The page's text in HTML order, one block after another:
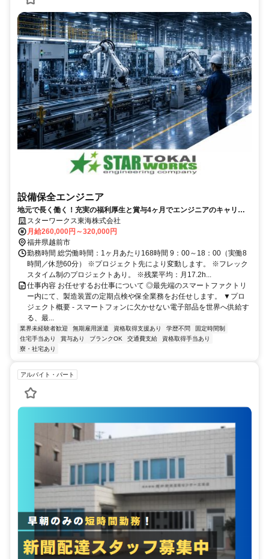
設備保全エンジニア
地元で長く働く！充実の福利厚生と賞与4ヶ月でエンジニアのキャリア
を応援／年間休日120日
スターワークス東海株式会社
月給260,000円～320,000円
福井県越前市
勤務時間 総労働時間：1ヶ月あたり168時間 9：00～18：00（実働8
時間／休憩60分） ※プロジェクト先により変動します。 ※フレック
スタイム制のプロジェクトあり。 ※残業平均：月17.2h...
仕事内容 お任せするお仕事について ◎最先端のスマートファクトリ
ー内にて、製造装置の定期点検や保全業務をお任せします。 ▼プロ
ジェクト概要 - スマートフォンに欠かせない電子部品を世界へ供給す
る、最...
業界未経験者歓迎 無期雇用派遣 資格取得支援あり 学歴不問
固定時間制
住宅手当あり
賞与あり ブランクOK 交通費支給
資格取得手当あり
寮・社宅あり
アルバイト・パート